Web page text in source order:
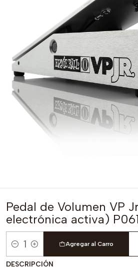
Pedal de Volumen VP
electrónica activa)
Cantidad
Agregar al Carro
DESCRIPCIÓN